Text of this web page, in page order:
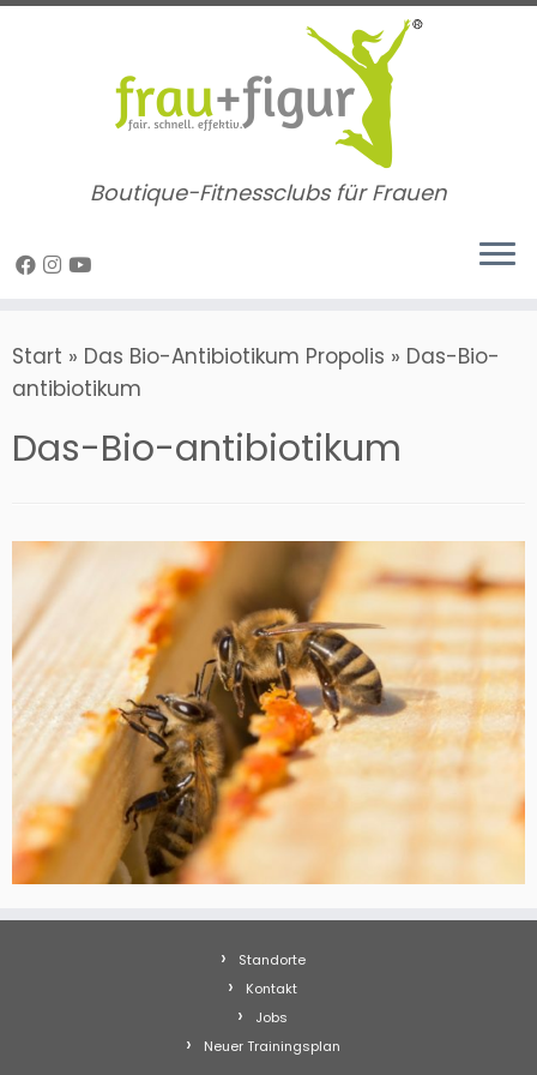
Zum
Boutique-Fitnessclubs für Frauen
Start » Das Bio-Antibiotikum Propolis » Das-Bio-
antibiotikum
Das-Bio-antibiotikum
Standorte
Kontakt
Jobs
Neuer Trainingsplan